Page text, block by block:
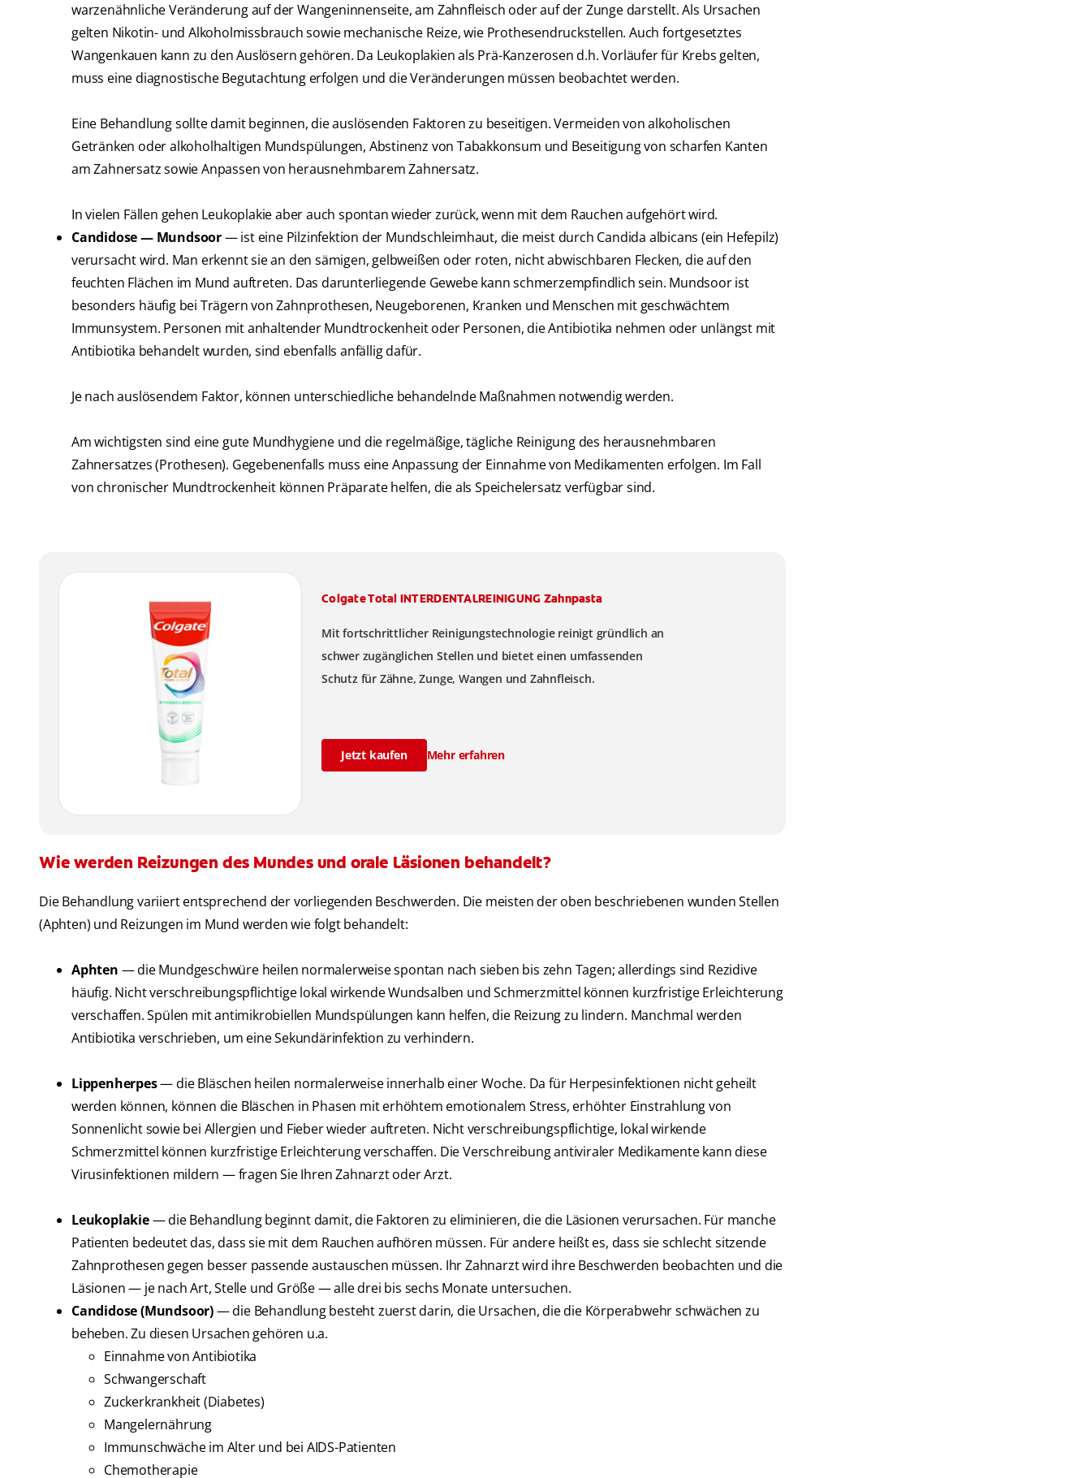
warzenähnliche Veränderung auf der Wangeninnenseite, am Zahnfleisch oder auf der Zunge darstellt. Als Ursachen
gelten Nikotin- und Alkoholmissbrauch sowie mechanische Reize, wie Prothesendruckstellen. Auch fortgesetztes
Wangenkauen kann zu den Auslösern gehören. Da Leukoplakien als Prä-Kanzerosen d.h. Vorläufer für Krebs gelten,
muss eine diagnostische Begutachtung erfolgen und die Veränderungen müssen beobachtet werden.
Eine Behandlung sollte damit beginnen, die auslösenden Faktoren zu beseitigen. Vermeiden von alkoholischen
Getränken oder alkoholhaltigen Mundspülungen, Abstinenz von Tabakkonsum und Beseitigung von scharfen Kanten
am Zahnersatz sowie Anpassen von herausnehmbarem Zahnersatz.
In vielen Fällen gehen Leukoplakie aber auch spontan wieder zurück, wenn mit dem Rauchen aufgehört wird.
Candidose — Mundsoor— ist eine Pilzinfektion der Mundschleimhaut, die meist durch Candida albicans (ein Hefepilz)
verursacht wird. Man erkennt sie an den sämigen, gelbweißen oder roten, nicht abwischbaren Flecken, die auf den
feuchten Flächen im Mund auftreten. Das darunterliegende Gewebe kann schmerzempfindlich sein. Mundsoor ist
besonders häufig bei Trägern von Zahnprothesen, Neugeborenen, Kranken und Menschen mit geschwächtem
Immunsystem. Personen mit anhaltender Mundtrockenheit oder Personen, die Antibiotika nehmen oder unlängst mit
Antibiotika behandelt wurden, sind ebenfalls anfällig dafür.
Je nach auslösendem Faktor, können unterschiedliche behandelnde Maßnahmen notwendig werden.
Am wichtigsten sind eine gute Mundhygiene und die regelmäßige, tägliche Reinigung des herausnehmbaren
Zahnersatzes (Prothesen). Gegebenenfalls muss eine Anpassung der Einnahme von Medikamenten erfolgen. Im Fall
von chronischer Mundtrockenheit können Präparate helfen, die als Speichelersatz verfügbar sind.
Colgate Total INTERDENTALREINIGUNG Zahnpasta
Mit fortschrittlicher Reinigungstechnologie reinigt gründlich an
schwer zugänglichen Stellen und bietet einen umfassenden
Schutz für Zähne, Zunge, Wangen und Zahnfleisch.
Jetzt kaufen Mehr erfahren
Wie werden Reizungen des Mundes und orale Läsionen behandelt?
Die Behandlung variiert entsprechend der vorliegenden Beschwerden. Die meisten der oben beschriebenen wunden Stellen
(Aphten) und Reizungen im Mund werden wie folgt behandelt:
Aphten — die Mundgeschwüre heilen normalerweise spontan nach sieben bis zehn Tagen; allerdings sind Rezidive
häufig. Nicht verschreibungspflichtige lokal wirkende Wundsalben und Schmerzmittel können kurzfristige Erleichterung
verschaffen. Spülen mit antimikrobiellen Mundspülungen kann helfen, die Reizung zu lindern. Manchmal werden
Antibiotika verschrieben, um eine Sekundärinfektion zu verhindern.
Lippenherpes— die Bläschen heilen normalerweise innerhalb einer Woche. Da für Herpesinfektionen nicht geheilt
werden können, können die Bläschen in Phasen mit erhöhtem emotionalem Stress, erhöhter Einstrahlung von
Sonnenlicht sowie bei Allergien und Fieber wieder auftreten. Nicht verschreibungspflichtige, lokal wirkende
Schmerzmittel können kurzfristige Erleichterung verschaffen. Die Verschreibung antiviraler Medikamente kann diese
Virusinfektionen mildern — fragen Sie Ihren Zahnarzt oder Arzt.
Leukoplakie— die Behandlung beginnt damit, die Faktoren zu eliminieren, die die Läsionen verursachen. Für manche
Patienten bedeutet das, dass sie mit dem Rauchen aufhören müssen. Für andere heißt es, dass sie schlecht sitzende
Zahnprothesen gegen besser passende austauschen müssen. Ihr Zahnarzt wird ihre Beschwerden beobachten und die
Läsionen — je nach Art, Stelle und Größe — alle drei bis sechs Monate untersuchen.
Candidose (Mundsoor)— die Behandlung besteht zuerst darin, die Ursachen, die die Körperabwehr schwächen zu
beheben. Zu diesen Ursachen gehören u.a.
Einnahme von Antibiotika
Schwangerschaft
Zuckerkrankheit (Diabetes)
Mangelernährung
Immunschwäche im Alter und bei AIDS-Patienten
Chemotherapie